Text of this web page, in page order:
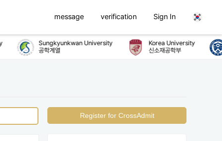
message verification Sign In
Sungkyunkwan University
공학계열
Korea University
신소재공학부
Register for CrossAdmit